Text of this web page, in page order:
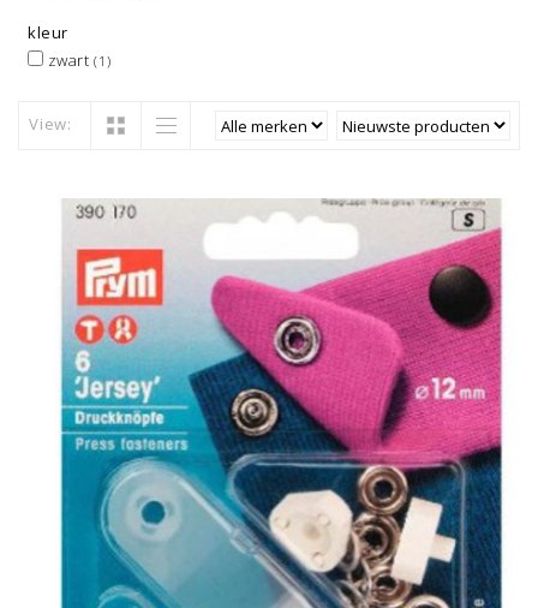
kleur
zwart(1)
View: